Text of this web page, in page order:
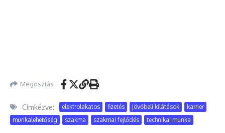
Megosztás
Címkézve: elektrolakatos fizetés jövőbeli kilátások
karrier
munkalehetőség
szakma szakmai fejlődés technikai munka